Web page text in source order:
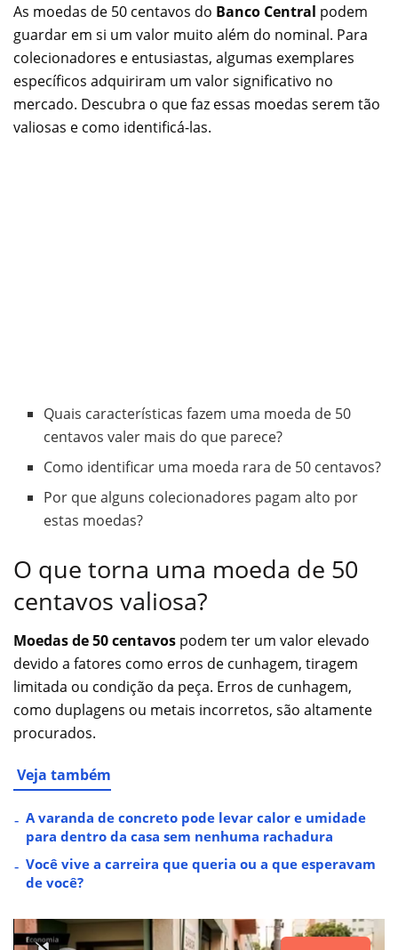
As moedas de 50 centavos do Banco Central podem
guardar em si um valor muito além do nominal. Para
colecionadores e entusiastas, algumas exemplares
específicos adquiriram um valor significativo no
mercado. Descubra o que faz essas moedas serem tão
valiosas e como identificá-las.
Quais características fazem uma moeda de 50
centavos valer mais do que parece?
Como identificar uma moeda rara de 50 centavos?
Por que alguns colecionadores pagam alto por
estas moedas?
O que torna uma moeda de 50
centavos valiosa?
Moedas de 50 centavos podem ter um valor elevado
devido a fatores como erros de cunhagem, tiragem
limitada ou condição da peça. Erros de cunhagem,
como duplagens ou metais incorretos, são altamente
procurados.
Veja também
A varanda de concreto pode levar calor e umidade
para dentro da casa sem nenhuma rachadura
Você vive a carreira que queria ou a que esperavam
de você?